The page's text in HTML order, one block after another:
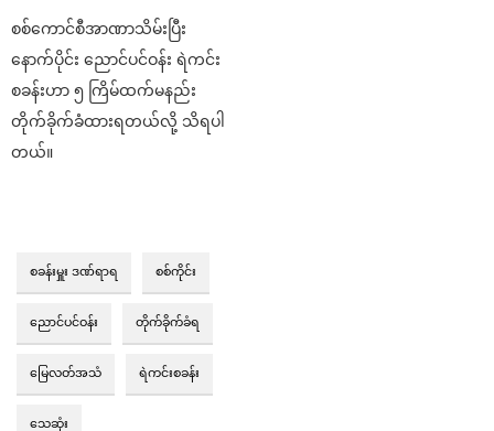
စစ်ကောင်စီအာဏာသိမ်းပြီး
နောက်ပိုင်း ညောင်ပင်ဝန်း ရဲကင်း
စခန်းဟာ ၅ ကြိမ်ထက်မနည်း
တိုက်ခိုက်ခံထားရတယ်လို့ သိရပါ
တယ်။
စခန်းမှူး ဒဏ်ရာရ စစ်ကိုင်း
ညောင်ပင်ဝန်း တိုက်ခိုက်ခံရ
မြေလတ်အသံ ရဲကင်းစခန်း
သေဆုံး